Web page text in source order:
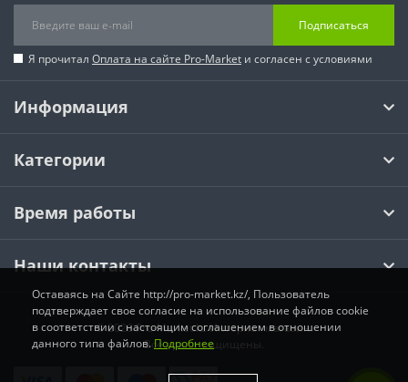
Подписаться
Я прочитал Оплата на сайте Pro-Market и согласен с условиями
Информация
Категории
Время работы
Наши контакты
© 2026 Pro-Market.kz Интернет магазин.
Все права защищены.
Оставаясь на Сайте http://pro-market.kz/, Пользователь
подтверждает свое согласие на использование файлов cookie
в соответствии с настоящим соглашением в отношении
данного типа файлов. Подробнее